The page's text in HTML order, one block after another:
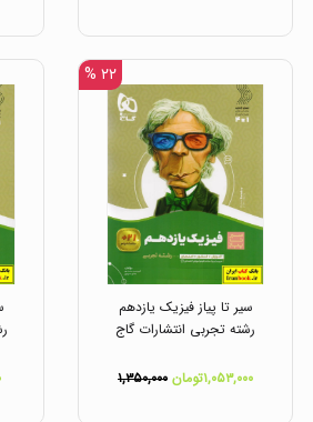
۲۲ %
سیر تا پیاز فیزیک یازدهم
رشته تجربی انتشارات گاج
۱,۰۵۳,۰۰۰تومان ۱,۳۵۰,۰۰۰